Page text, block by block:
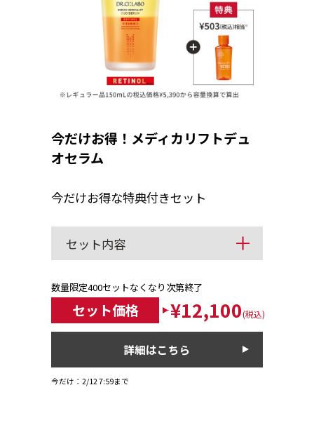
今だけお得！メディカリフトデュ
オセラム
今だけお得な特典付きセット
セット内容
数量限定400セットなくなり次第終了
セット価格 ¥12,100(税込)
詳細はこちら
今だけ：2/12 7:59まで